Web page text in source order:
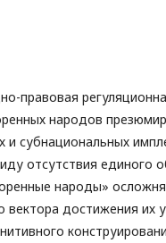
правовая
народов
и субнациональных
отсутствия единого
народы»
вектора достижения их